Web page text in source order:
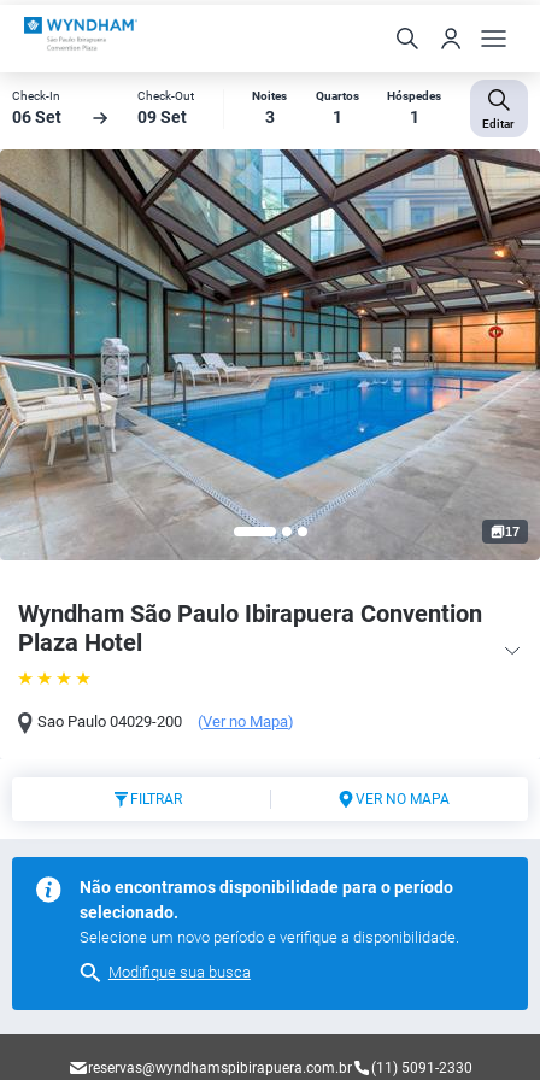
Check-In
06 Set
Check-Out
09 Set
Noites
3
Quartos
1
Hóspedes
1 Editar
Wyndham São Paulo Ibirapuera Convention
Plaza Hotel
Sao Paulo 04029-200 (Ver no Mapa)
17
FILTRAR VER NO MAPA
Não encontramos disponibilidade para o período
selecionado.
Selecione um novo período e verifique a disponibilidade.
Modifique sua busca
reservas@wyndhamspibirapuera.com.br (11) 5091-2330